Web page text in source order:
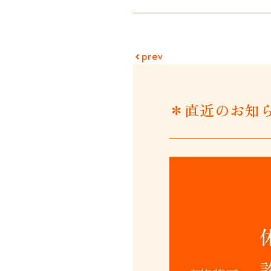
prev
＊直近のお知